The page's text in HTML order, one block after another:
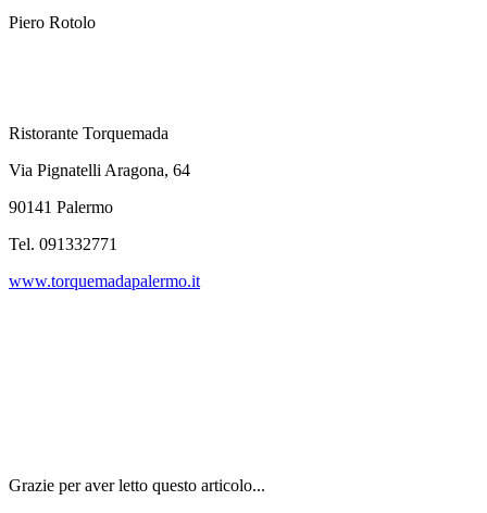
Piero Rotolo
Ristorante Torquemada
Via Pignatelli Aragona, 64
90141 Palermo
Tel. 091332771
www.torquemadapalermo.it
Grazie per aver letto questo articolo...